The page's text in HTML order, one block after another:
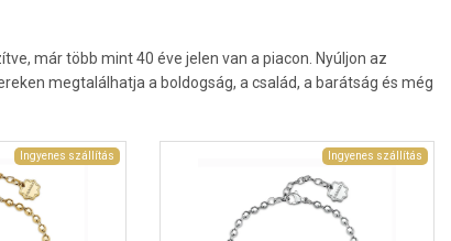
már több mint 40 éve jelen van a piacon. Nyúljon az
megtalálhatja a boldogság, a család, a barátság és még
Ingyenes szállítás Ingyenes szállítás